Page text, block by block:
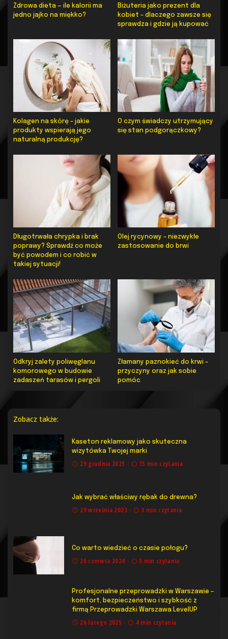
Zdrowa dieta — ile kalorii ma
jedno jajko na miękko?
Biżuteria jako prezent dla
kobiet – dlaczego zawsze się
sprawdza i gdzie ją kupować
Kolagen na skórę – jakie
produkty wspierają jego
naturalną produkcję?
O czym świadczy utrzymujący
się stan podgorączkowy?
Długotrwała chrypka i brak
poprawy? Sprawdź co może
być powodem i co robić w
takiej sytuacji!
Olej rycynowy – niezwykłe
zastosowanie do brwi
Odkryj zalety poliwęglanu
komorowego w budowie
zadaszeń tarasów i pergoli
Złamany paznokieć do krwi –
przyczyny oraz jak sobie
pomóc
Zobacz także:
Kaseton reklamowy jako skuteczna
wizytówka Twojej marki
29 grudnia 2025 15 min czytania
Jak wybrać właściwy rębak do drewna?
29 września 2023 3 min czytania
Co warto wiedzieć o czasie połogu?
26 czerwca 2024 5 min czytania
Profesjonalne przeprowadzki w Warszawie –
komfort, bezpieczeństwo i szybkość z
firmą Przeprowadzki Warszawa LevelUP
26 lutego 2025 4 min czytania